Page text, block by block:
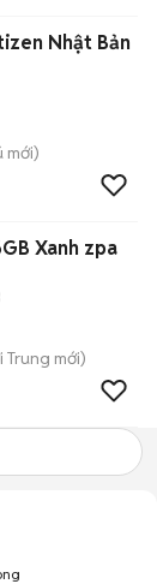
Nhật Bản
mới)
Xanh zpa
Trung mới)